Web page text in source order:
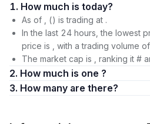
1. How much is today?
As of , () is trading at .
In the last 24 hours, the lowest
price is , with a trading volume
The market cap is , ranking it #
2. How much is one ?
3. How many are there?